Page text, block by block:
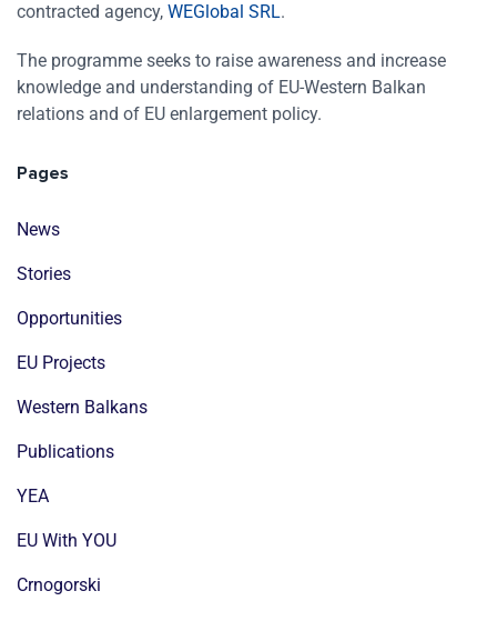
contracted agency, WEGlobal SRL.
The programme seeks to raise awareness and increase
knowledge and understanding of EU-Western Balkan
relations and of EU enlargement policy.
Pages
News
Stories
Opportunities
EU Projects
Western Balkans
Publications
YEA
EU With YOU
Crnogorski